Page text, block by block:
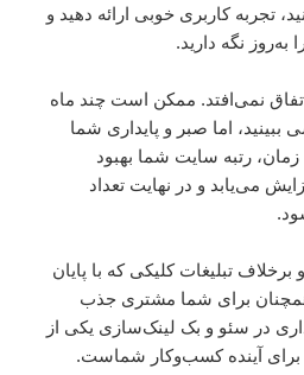
تجربه کاربری خوبی ارائه دهید و
نگه دارید.
نمی‌افتد. ممکن است چند ماه
اما صبر و پایداری شما
رتبه سایت شما بهبود
می‌یابد و در نهایت تعداد
تبلیغات کلیکی که با پایان
برای شما مشتری جذب
در سئو و بک لینک‌سازی یکی از
برای آینده کسب‌وکار شماست.